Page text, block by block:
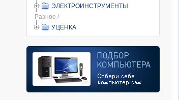
ЭЛЕКТРОИНСТРУМЕНТЫ
Разное /
УЦЕНКА